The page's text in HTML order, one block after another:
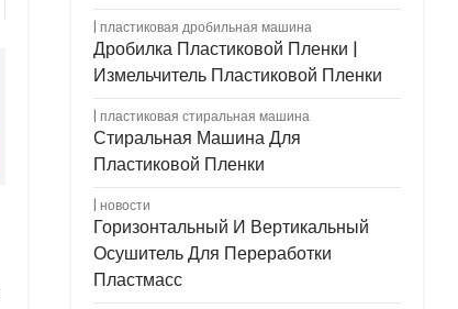
пластиковая дробильная машина
Дробилка Пластиковой Пленки |
Измельчитель Пластиковой Пленки
пластиковая стиральная машина
Стиральная Машина Для
Пластиковой Пленки
новости
Горизонтальный И Вертикальный
Осушитель Для Переработки
Пластмасс